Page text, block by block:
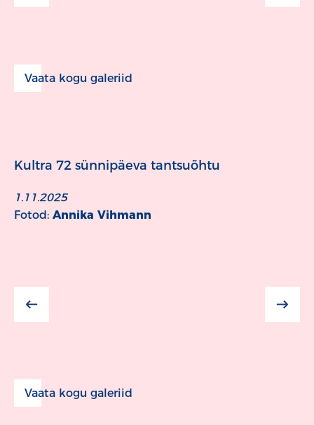
Vaata kogu galeriid
Kultra 72 sünnipäeva tantsuõhtu
1.11.2025
Fotod: Annika Vihmann
Vaata kogu galeriid